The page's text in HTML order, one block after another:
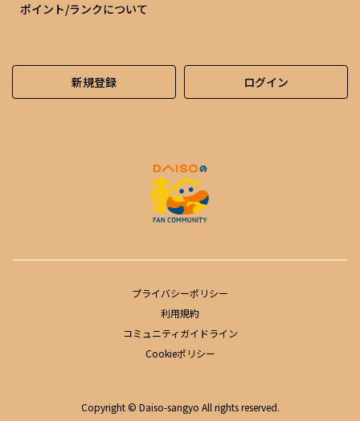
ポイント/ランクについて
新規登録 ログイン
プライバシーポリシー
利用規約
コミュニティガイドライン
Cookieポリシー
Copyright © Daiso-sangyo All rights reserved.